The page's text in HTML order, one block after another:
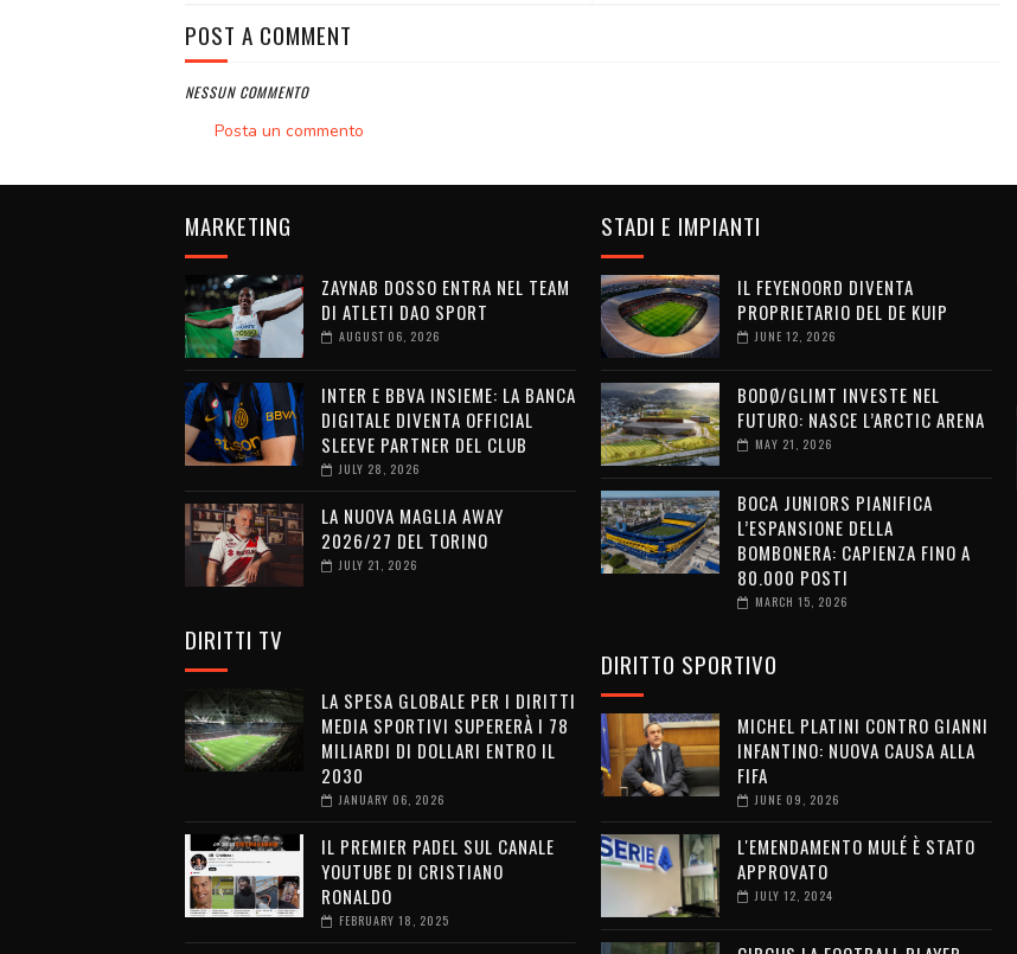
POST A COMMENT
NESSUN COMMENTO
Posta un commento
MARKETING
ZAYNAB DOSSO ENTRA NEL TEAM
DI ATLETI DAO SPORT
AUGUST 06, 2026
INTER E BBVA INSIEME: LA BANCA
DIGITALE DIVENTA OFFICIAL
SLEEVE PARTNER DEL CLUB
JULY 28, 2026
LA NUOVA MAGLIA AWAY
2026/27 DEL TORINO
JULY 21, 2026
DIRITTI TV
LA SPESA GLOBALE PER I DIRITTI
MEDIA SPORTIVI SUPERERÀ I 78
MILIARDI DI DOLLARI ENTRO IL
2030
JANUARY 06, 2026
IL PREMIER PADEL SUL CANALE
YOUTUBE DI CRISTIANO
RONALDO
FEBRUARY 18, 2025
STADI E IMPIANTI
IL FEYENOORD DIVENTA
PROPRIETARIO DEL DE KUIP
JUNE 12, 2026
BODØ/GLIMT INVESTE NEL
FUTURO: NASCE L’ARCTIC ARENA
MAY 21, 2026
BOCA JUNIORS PIANIFICA
L’ESPANSIONE DELLA
BOMBONERA: CAPIENZA FINO A
80.000 POSTI
MARCH 15, 2026
DIRITTO SPORTIVO
MICHEL PLATINI CONTRO GIANNI
INFANTINO: NUOVA CAUSA ALLA
FIFA
JUNE 09, 2026
L'EMENDAMENTO MULÉ È STATO
APPROVATO
JULY 12, 2024